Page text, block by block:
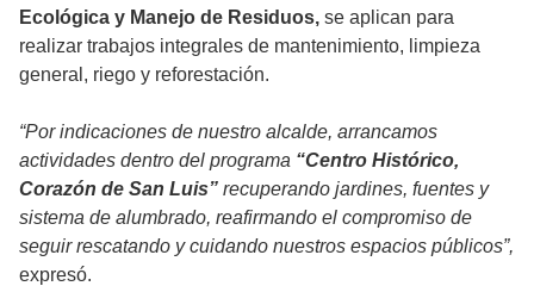
Ecológica y Manejo de Residuos, se aplican para
realizar trabajos integrales de mantenimiento, limpieza
general, riego y reforestación.
“Por indicaciones de nuestro alcalde, arrancamos
actividades dentro del programa “Centro Histórico,
Corazón de San Luis” recuperando jardines, fuentes y
sistema de alumbrado, reafirmando el compromiso de
seguir rescatando y cuidando nuestros espacios públicos”,
expresó.